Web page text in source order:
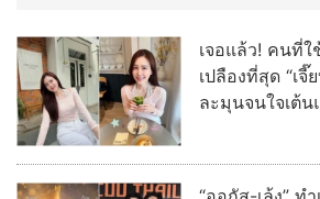
เจอแล้ว! คนที่
เปลืองที่สุด “เ
ละมุนจนใจเต้น